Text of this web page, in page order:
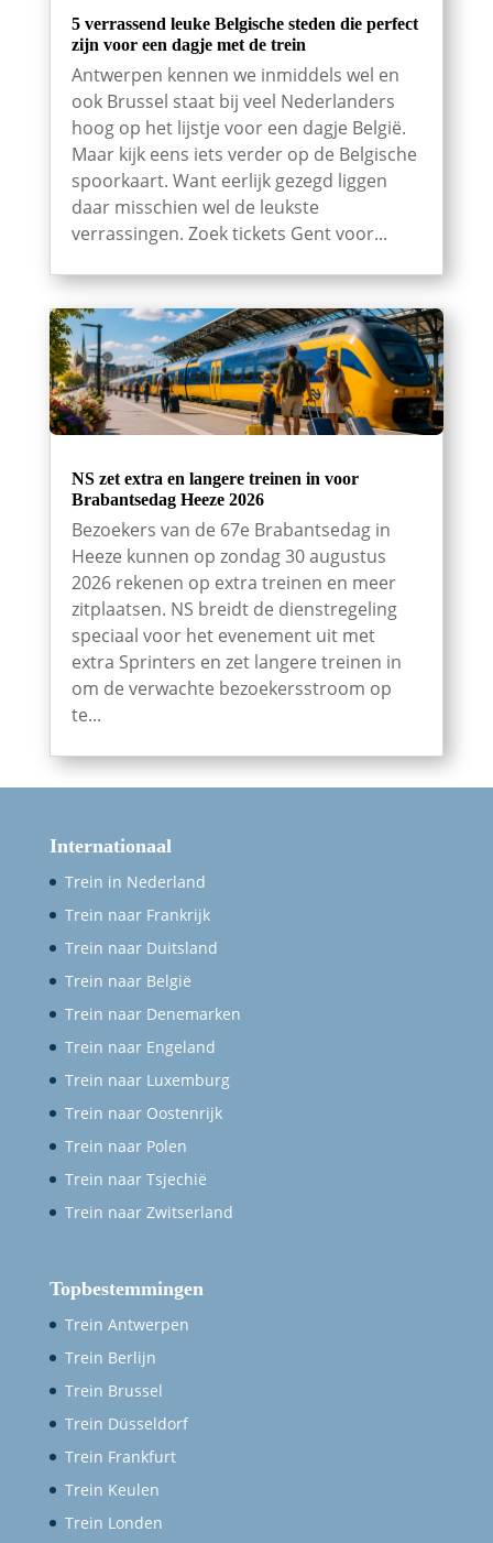
5 verrassend leuke Belgische steden die perfect
zijn voor een dagje met de trein
Antwerpen kennen we inmiddels wel en
ook Brussel staat bij veel Nederlanders
hoog op het lijstje voor een dagje België.
Maar kijk eens iets verder op de Belgische
spoorkaart. Want eerlijk gezegd liggen
daar misschien wel de leukste
verrassingen. Zoek tickets Gent voor...
NS zet extra en langere treinen in voor
Brabantsedag Heeze 2026
Bezoekers van de 67e Brabantsedag in
Heeze kunnen op zondag 30 augustus
2026 rekenen op extra treinen en meer
zitplaatsen. NS breidt de dienstregeling
speciaal voor het evenement uit met
extra Sprinters en zet langere treinen in
om de verwachte bezoekersstroom op
te...
Internationaal
Trein in Nederland
Trein naar Frankrijk
Trein naar Duitsland
Trein naar België
Trein naar Denemarken
Trein naar Engeland
Trein naar Luxemburg
Trein naar Oostenrijk
Trein naar Polen
Trein naar Tsjechië
Trein naar Zwitserland
Topbestemmingen
Trein Antwerpen
Trein Berlijn
Trein Brussel
Trein Düsseldorf
Trein Frankfurt
Trein Keulen
Trein Londen